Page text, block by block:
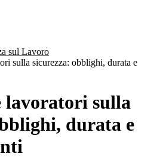
sul Lavoro
sulla sicurezza: obblighi, durata e
lavoratori sulla
durata e